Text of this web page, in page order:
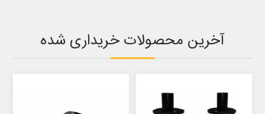
آخرین محصولات خریداری شده